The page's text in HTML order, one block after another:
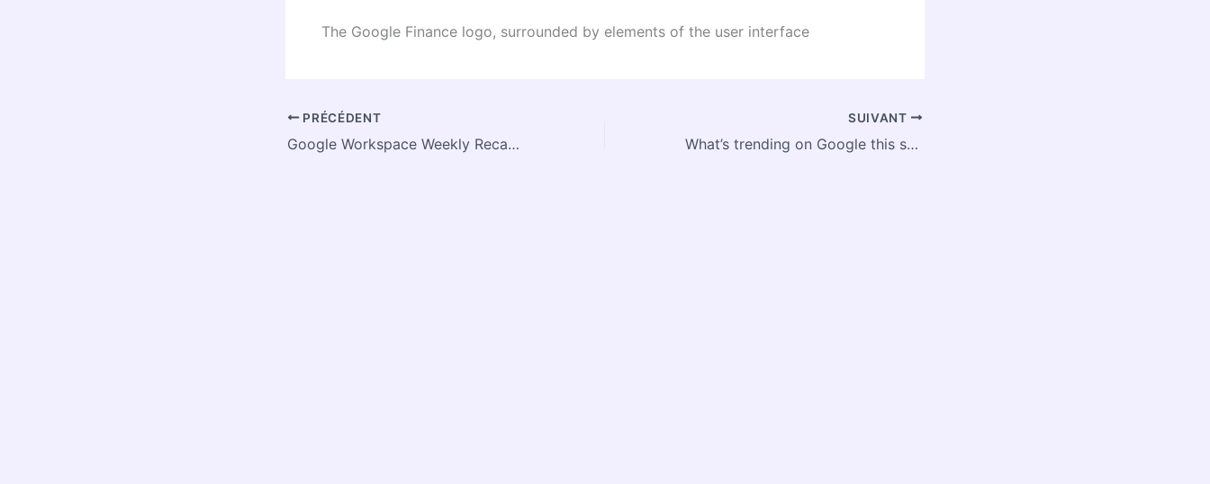
The Google Finance logo, surrounded by elements of the user interface
PRÉCÉDENT
Google Workspace Weekly Recap – June 19, 2026
SUIVANT
What’s trending on Google this summer